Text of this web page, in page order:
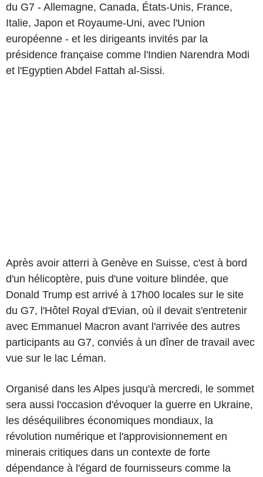
du G7 - Allemagne, Canada, États-Unis, France,
Italie, Japon et Royaume-Uni, avec l'Union
européenne - et les dirigeants invités par la
présidence française comme l'Indien Narendra Modi
et l'Egyptien Abdel Fattah al-Sissi.
Après avoir atterri à Genève en Suisse, c'est à bord
d'un hélicoptère, puis d'une voiture blindée, que
Donald Trump est arrivé à 17h00 locales sur le site
du G7, l'Hôtel Royal d'Evian, où il devait s'entretenir
avec Emmanuel Macron avant l'arrivée des autres
participants au G7, conviés à un dîner de travail avec
vue sur le lac Léman.
Organisé dans les Alpes jusqu'à mercredi, le sommet
sera aussi l'occasion d'évoquer la guerre en Ukraine,
les déséquilibres économiques mondiaux, la
révolution numérique et l'approvisionnement en
minerais critiques dans un contexte de forte
dépendance à l'égard de fournisseurs comme la